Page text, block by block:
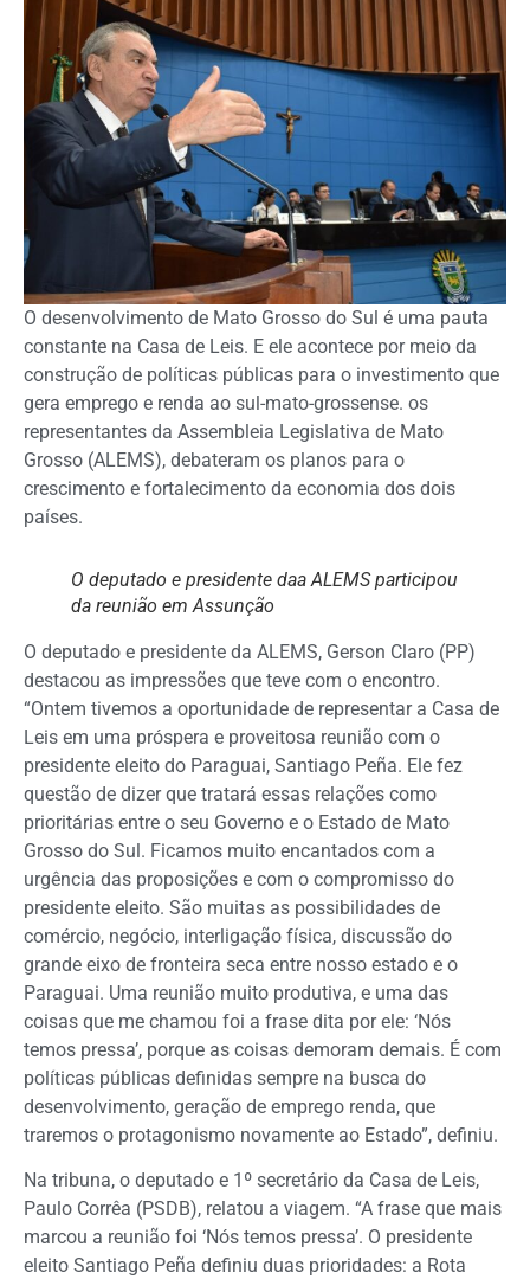
O desenvolvimento de Mato Grosso do Sul é uma pauta
constante na Casa de Leis. E ele acontece por meio da
construção de políticas públicas para o investimento que
gera emprego e renda ao sul-mato-grossense. os
representantes da Assembleia Legislativa de Mato
Grosso (ALEMS), debateram os planos para o
crescimento e fortalecimento da economia dos dois
países.
O deputado e presidente daa ALEMS participou
da reunião em Assunção
O deputado e presidente da ALEMS, Gerson Claro (PP)
destacou as impressões que teve com o encontro.
“Ontem tivemos a oportunidade de representar a Casa de
Leis em uma próspera e proveitosa reunião com o
presidente eleito do Paraguai, Santiago Peña. Ele fez
questão de dizer que tratará essas relações como
prioritárias entre o seu Governo e o Estado de Mato
Grosso do Sul. Ficamos muito encantados com a
urgência das proposições e com o compromisso do
presidente eleito. São muitas as possibilidades de
comércio, negócio, interligação física, discussão do
grande eixo de fronteira seca entre nosso estado e o
Paraguai. Uma reunião muito produtiva, e uma das
coisas que me chamou foi a frase dita por ele: ‘Nós
temos pressa’, porque as coisas demoram demais. É com
políticas públicas definidas sempre na busca do
desenvolvimento, geração de emprego renda, que
traremos o protagonismo novamente ao Estado”, definiu.
Na tribuna, o deputado e 1º secretário da Casa de Leis,
Paulo Corrêa (PSDB), relatou a viagem. “A frase que mais
marcou a reunião foi ‘Nós temos pressa’. O presidente
eleito Santiago Peña definiu duas prioridades: a Rota